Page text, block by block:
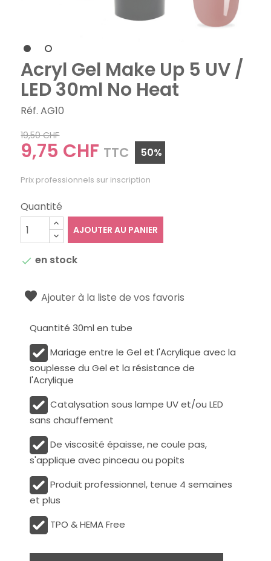
Acryl Gel Make Up 5 UV /
LED 30ml No Heat
Réf. AG10
19,50 CHF
9,75 CHF TTC 50%
Prix professionnels sur inscription
Quantité
AJOUTER AU PANIER
 en stock
Ajouter à la liste de vos favoris
Quantité 30ml en tube
Mariage entre le Gel et l'Acrylique avec la
souplesse du Gel et la résistance de
l'Acrylique
Catalysation sous lampe UV et/ou LED
sans chauffement
De viscosité épaisse, ne coule pas,
s'applique avec pinceau ou popits
Produit professionnel, tenue 4 semaines
et plus
TPO & HEMA Free